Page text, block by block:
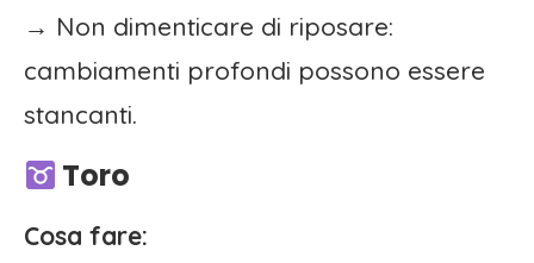
→ Non dimenticare di riposare:
cambiamenti profondi possono essere
stancanti.
Toro
Cosa fare: